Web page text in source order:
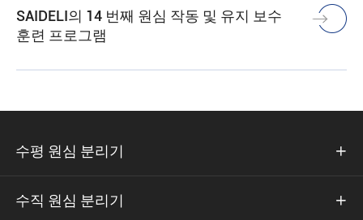
SAIDELI의 14 번째 원심 작동 및 유지 보수
훈련 프로그램
수평 원심 분리기 
수직 원심 분리기 